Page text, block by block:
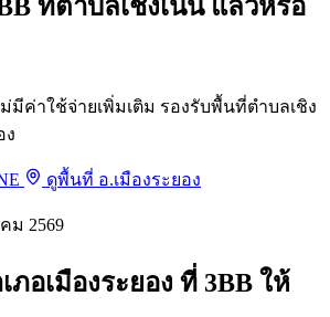
ที่ตำบลเชิงเนิน แล้วหรือ
มีค่าใช้จ่ายเพิ่มเติม รองรับพื้นที่ตำบลเชิง
ง
ดูพื้นที่ อ.เมืองระยอง
ม 2569
อเมืองระยอง ที่ 3BB ให้